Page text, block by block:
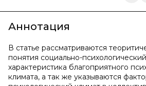
Аннотация
В статье рассматриваются
понятия социально-
характеристика благоприятного
климата, а так же указываются